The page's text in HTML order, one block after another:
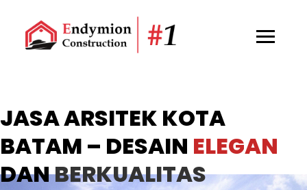
JASA ARSITEK KOTA
BATAM – DESAIN ELEGAN
DANBERKUALITAS